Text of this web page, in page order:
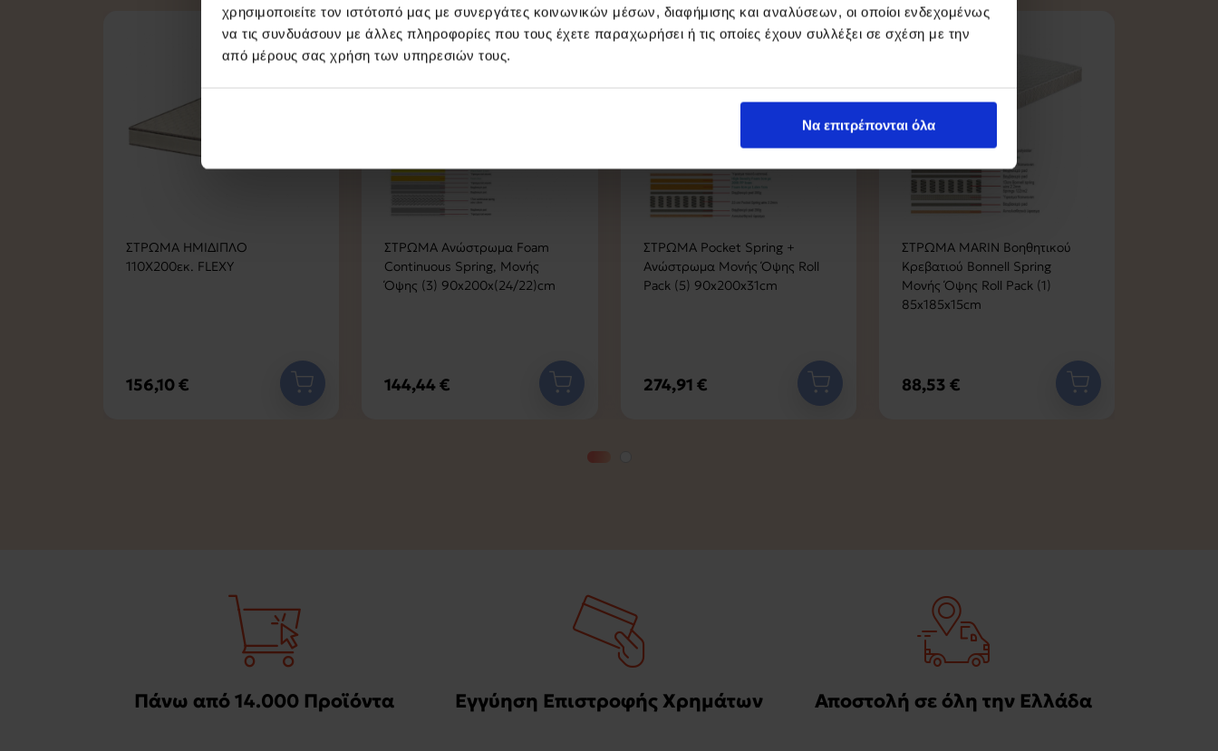
χρησιμοποιείτε τον ιστότοπό μας με συνεργάτες κοινωνικών μέσων, διαφήμισης και αναλύσεων, οι οποίοι ενδεχομένως
να τις συνδυάσουν με άλλες πληροφορίες που τους έχετε παραχωρήσει ή τις οποίες έχουν συλλέξει σε σχέση με την
από μέρους σας χρήση των υπηρεσιών τους.
Να επιτρέπονται όλα
ΣΤΡΩΜΑ ΗΜΙΔΙΠΛΟ
110Χ200εκ. FLEXY
156,10 €
ΣΤΡΩΜΑ Ανώστρωμα Foam
Continuous Spring, Μονής
Όψης (3) 90x200x(24/22)cm
144,44 €
ΣΤΡΩΜΑ Pocket Spring +
Ανώστρωμα Μονής Όψης Roll
Pack (5) 90x200x31cm
274,91 €
ΣΤΡΩΜΑ MARIN Βοηθητικού
Κρεβατιού Bonnell Spring
Μονής Όψης Roll Pack (1)
85x185x15cm
88,53 €
Πάνω από 14.000 Προϊόντα Εγγύηση Επιστροφής Χρημάτων Αποστολή σε όλη την Ελλάδα